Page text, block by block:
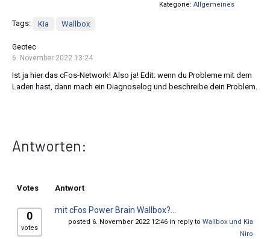
Kategorie: Allgemeines
Tags: Kia Wallbox
Geotec
6. November 2022 13:24
Ist ja hier das cFos-Network! Also ja! Edit: wenn du Probleme mit dem
Laden hast, dann mach ein Diagnoselog und beschreibe dein Problem.
Antworten:
Votes Antwort
0
votes
mit cFos Power Brain Wallbox?...
posted 6. November 2022 12:46 in reply to Wallbox und Kia
Niro